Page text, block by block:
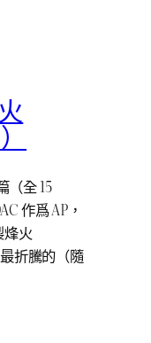
（全 15
作爲 AP，
烽火
折騰的（隨